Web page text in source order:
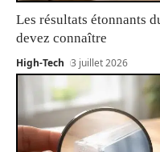
Les résultats étonnants
devez connaître
High-Tech 3 juillet 2026